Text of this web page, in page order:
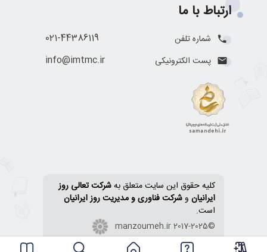
ارتباط با ما
شماره تلفن 021-44386119
پست الکترونیکی info@imtmc.ir
کلیه حقوق این سایت متعلق بهشرکت تعالی روز
ایرانیان وشرکت فناوری و مدیریت روز ایرانیان
است.
©2017-2025 manzoumeh.ir